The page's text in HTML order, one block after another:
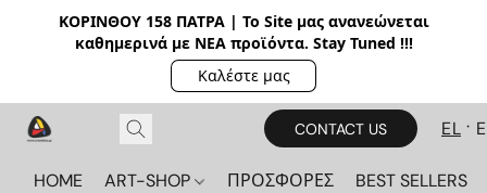
ΚΟΡΙΝΘΟΥ 158 ΠΑΤΡΑ | Το Site μας ανανεώνεται
καθημερινά με ΝΕΑ προϊόντα. Stay Tuned !!!
Καλέστε μας
CONTACT US EL
HOME ART-SHOP ΠΡΟΣΦΟΡΕΣ BEST SELLERS